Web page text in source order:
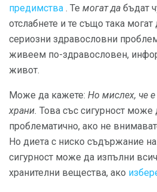
предимства . Те могат да бъдат
отслабнете и те също така могат
сериозни здравословни
живеем по-здравословен,
живот.
Може да кажете: Но мислех, че
храни. Това със сигурност може
проблематично, ако не
Но диета с ниско съдържание
сигурност може да изпълни
хранителни вещества, ако